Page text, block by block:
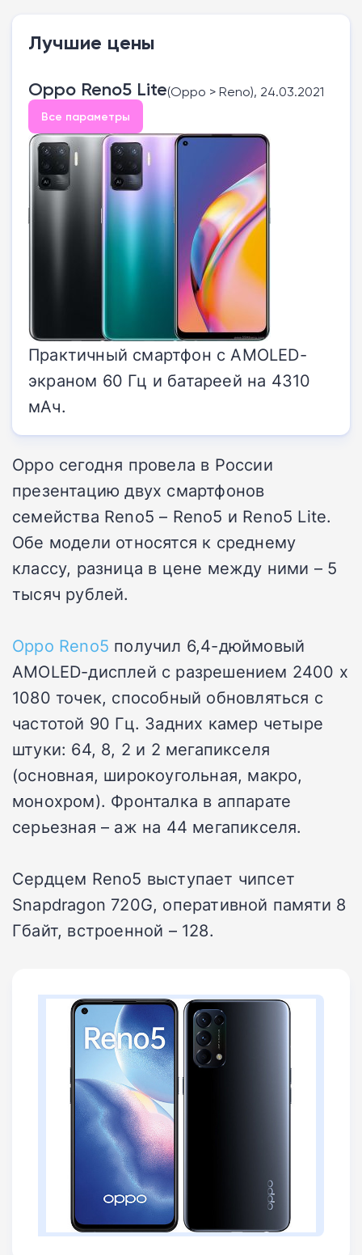
Лучшие цены
Oppo Reno5 Lite(Oppo > Reno), 24.03.2021
Все параметры
Практичный смартфон с AMOLED-
экраном 60 Гц и батареей на 4310
мАч.
Oppo сегодня провела в России
презентацию двух смартфонов
семейства Reno5 – Reno5 и Reno5 Lite.
Обе модели относятся к среднему
классу, разница в цене между ними – 5
тысяч рублей.
Oppo Reno5 получил 6,4-дюймовый
AMOLED-дисплей с разрешением 2400 х
1080 точек, способный обновляться с
частотой 90 Гц. Задних камер четыре
штуки: 64, 8, 2 и 2 мегапикселя
(основная, широкоугольная, макро,
монохром). Фронталка в аппарате
серьезная – аж на 44 мегапикселя.
Сердцем Reno5 выступает чипсет
Snapdragon 720G, оперативной памяти 8
Гбайт, встроенной – 128.